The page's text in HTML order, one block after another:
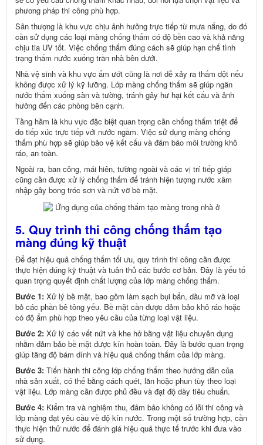
phương pháp thi công phù hợp.
Sân thượng là khu vực chịu ảnh hưởng trực tiếp từ mưa nắng, do đó
cần sử dụng các loại màng chống thấm có độ bền cao và khả năng
chịu tia UV tốt. Việc chống thấm đúng cách sẽ giúp hạn chế tình
trạng thấm nước xuống trần nhà bên dưới.
Nhà vệ sinh và khu vực ẩm ướt cũng là nơi dễ xảy ra thấm dột nếu
không được xử lý kỹ lưỡng. Lớp màng chống thấm sẽ giúp ngăn
nước thấm xuống sàn và tường, tránh gây hư hại kết cấu và ảnh
hưởng đến các phòng bên cạnh.
Tầng hầm là khu vực đặc biệt quan trọng cần chống thấm triệt để
do tiếp xúc trực tiếp với nước ngầm. Việc sử dụng màng chống
thấm phù hợp sẽ giúp bảo vệ kết cấu và đảm bảo môi trường khô
ráo, an toàn.
Ngoài ra, ban công, mái hiên, tường ngoài và các vị trí tiếp giáp
cũng cần được xử lý chống thấm để tránh hiện tượng nước xâm
nhập gây bong tróc sơn và nứt vỡ bề mặt.
5. Quy trình thi công chống thấm tạo
màng đúng kỹ thuật
Để đạt hiệu quả chống thấm tối ưu, quy trình thi công cần được
thực hiện đúng kỹ thuật và tuân thủ các bước cơ bản. Đây là yếu tố
quan trọng quyết định chất lượng của lớp màng chống thấm.
Bước 1: Xử lý bề mặt, bao gồm làm sạch bụi bẩn, dầu mỡ và loại
bỏ các phần bê tông yếu. Bề mặt cần được đảm bảo khô ráo hoặc
có độ ẩm phù hợp theo yêu cầu của từng loại vật liệu.
Bước 2: Xử lý các vết nứt và khe hở bằng vật liệu chuyên dụng
nhằm đảm bảo bề mặt được kín hoàn toàn. Đây là bước quan trọng
giúp tăng độ bám dính và hiệu quả chống thấm của lớp màng.
Bước 3: Tiến hành thi công lớp chống thấm theo hướng dẫn của
nhà sản xuất, có thể bằng cách quét, lăn hoặc phun tùy theo loại
vật liệu. Lớp màng cần được phủ đều và đạt độ dày tiêu chuẩn.
Bước 4: Kiểm tra và nghiệm thu, đảm bảo không có lỗi thi công và
lớp màng đạt yêu cầu về độ kín nước. Trong một số trường hợp, cần
thực hiện thử nước để đánh giá hiệu quả thực tế trước khi đưa vào
sử dụng.